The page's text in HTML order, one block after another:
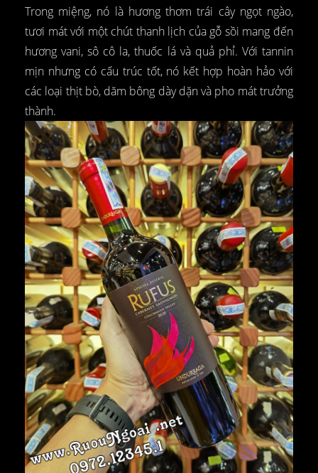
Trong miệng, nó là hương thơm trái cây ngọt ngào,
tươi mát với một chút thanh lịch của gỗ sồi mang đến
hương vani, sô cô la, thuốc lá và quả phỉ. Với tannin
mịn nhưng có cấu trúc tốt, nó kết hợp hoàn hảo với
các loại thịt bò, dăm bông dày dặn và pho mát trưởng
thành.